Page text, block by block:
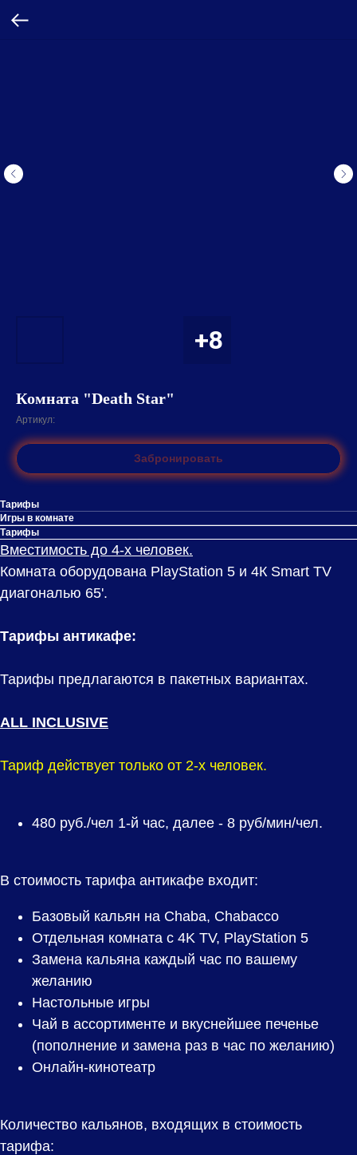
Комната "Death Star"
Артикул:
Забронировать
Тарифы
Игры в комнате
Тарифы
Вместимость до 4-х человек.
Комната оборудована PlayStation 5 и 4К Smart TV
диагональю 65'.
Тарифы антикафе:
Тарифы предлагаются в пакетных вариантах.
ALL INCLUSIVE
Тариф действует только от 2-х человек.
480 руб./чел 1-й час, далее - 8 руб/мин/чел.
В стоимость тарифа антикафе входит:
Базовый кальян на Chaba, Chabacco
Отдельная комната с 4K TV, PlayStation 5
Замена кальяна каждый час по вашему
желанию
Настольные игры
Чай в ассортименте и вкуснейшее печенье
(пополнение и замена раз в час по желанию)
Онлайн-кинотеатр
Количество кальянов, входящих в стоимость
тарифа: